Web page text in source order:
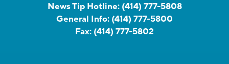
News Tip Hotline: (414) 777-5808
General Info: (414) 777-5800
Fax: (414) 777-5802